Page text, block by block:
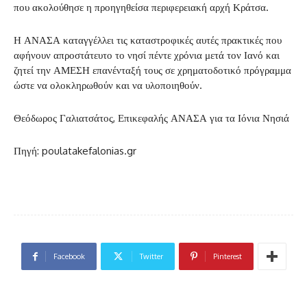
που ακολούθησε η προηγηθείσα περιφερειακή αρχή Κράτσα.
Η ΑΝΑΣΑ καταγγέλλει τις καταστροφικές αυτές πρακτικές που
αφήνουν απροστάτευτο το νησί πέντε χρόνια μετά τον Ιανό και
ζητεί την ΑΜΕΣΗ επανένταξή τους σε χρηματοδοτικό πρόγραμμα
ώστε να ολοκληρωθούν και να υλοποιηθούν.
Θεόδωρος Γαλιατσάτος, Επικεφαλής ΑΝΑΣΑ για τα Ιόνια Νησιά
Πηγή: poulatakefalonias.gr
Facebook Twitter Pinterest